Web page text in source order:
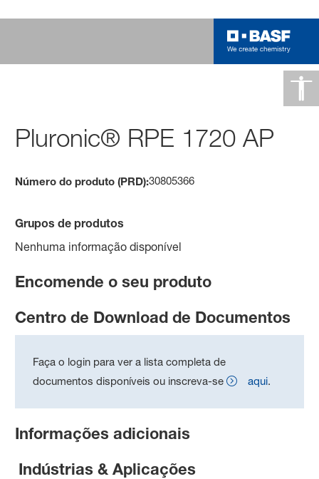
Pluronic® RPE 1720 AP
Número do produto (PRD):30805366
Grupos de produtos
Nenhuma informação disponível
Encomende o seu produto
Centro de Download de Documentos
Faça o login para ver a lista completa de
documentos disponíveis ou inscreva-se
aqui.
Informações adicionais
Indústrias & Aplicações